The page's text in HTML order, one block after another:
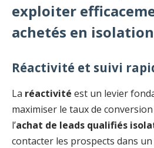
exploiter
achetés en isolation
Réactivité et suivi
La réactivité est un levier
maximiser le taux de
l’achat de leads qualifiés
contacter les prospects dans